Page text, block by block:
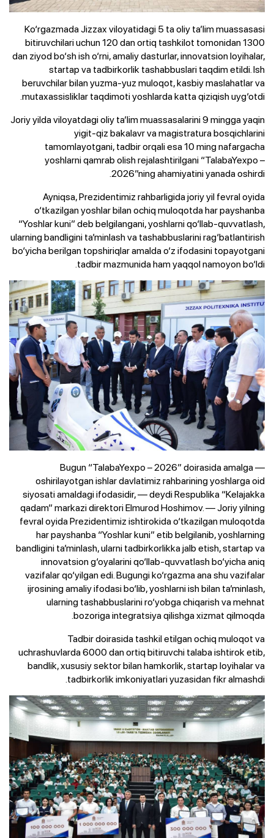
Ko‘rgazmada Jizzax viloyatidagi 5 ta oliy ta’lim muassasasi
bitiruvchilari uchun 120 dan ortiq tashkilot tomonidan 1300
dan ziyod bo‘sh ish o‘rni, amaliy dasturlar, innovatsion loyihalar,
startap va tadbirkorlik tashabbuslari taqdim etildi. Ish
beruvchilar bilan yuzma-yuz muloqot, kasbiy maslahatlar va
mutaxassisliklar taqdimoti yoshlarda katta qiziqish uyg‘otdi.
Joriy yilda viloyatdagi oliy ta’lim muassasalarini 9 mingga yaqin
yigit-qiz bakalavr va magistratura bosqichlarini
tamomlayotgani, tadbir orqali esa 10 ming nafargacha
yoshlarni qamrab olish rejalashtirilgani “TalabaYexpo –
2026”ning ahamiyatini yanada oshirdi.
Ayniqsa, Prezidentimiz rahbarligida joriy yil fevral oyida
o‘tkazilgan yoshlar bilan ochiq muloqotda har payshanba
“Yoshlar kuni” deb belgilangani, yoshlarni qo‘llab-quvvatlash,
ularning bandligini ta’minlash va tashabbuslarini rag‘batlantirish
bo‘yicha berilgan topshiriqlar amalda o‘z ifodasini topayotgani
tadbir mazmunida ham yaqqol namoyon bo‘ldi.
— Bugun “TalabaYexpo – 2026” doirasida amalga
oshirilayotgan ishlar davlatimiz rahbarining yoshlarga oid
siyosati amaldagi ifodasidir, — deydi Respublika “Kelajakka
qadam” markazi direktori Elmurod Hoshimov. — Joriy yilning
fevral oyida Prezidentimiz ishtirokida o‘tkazilgan muloqotda
har payshanba “Yoshlar kuni” etib belgilanib, yoshlarning
bandligini ta’minlash, ularni tadbirkorlikka jalb etish, startap va
innovatsion g‘oyalarini qo‘llab-quvvatlash bo‘yicha aniq
vazifalar qo‘yilgan edi. Bugungi ko‘rgazma ana shu vazifalar
ijrosining amaliy ifodasi bo‘lib, yoshlarni ish bilan ta’minlash,
ularning tashabbuslarini ro‘yobga chiqarish va mehnat
bozoriga integratsiya qilishga xizmat qilmoqda.
Tadbir doirasida tashkil etilgan ochiq muloqot va
uchrashuvlarda 6000 dan ortiq bitiruvchi talaba ishtirok etib,
bandlik, xususiy sektor bilan hamkorlik, startap loyihalar va
tadbirkorlik imkoniyatlari yuzasidan fikr almashdi.